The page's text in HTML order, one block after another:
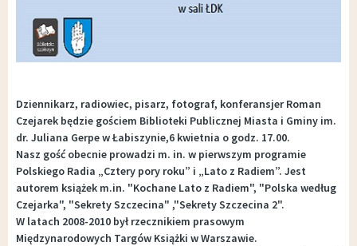
Dziennikarz, radiowiec, pisarz, fotograf, konferansjer Roman
Czejarek będzie gościem Biblioteki Publicznej Miasta i Gminy im.
dr. Juliana Gerpe w Łabiszynie,6 kwietnia o godz. 17.00.
Nasz gość obecnie prowadzi m. in. w pierwszym programie
Polskiego Radia „Cztery pory roku” i „Lato z Radiem”. Jest
autorem książek m.in. "Kochane Lato z Radiem", "Polska według
Czejarka", "Sekrety Szczecina" ,"Sekrety Szczecina 2".
W latach 2008-2010 był rzecznikiem prasowym
Międzynarodowych Targów Książki w Warszawie.